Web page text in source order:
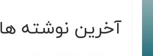
آخرین نوشته ها